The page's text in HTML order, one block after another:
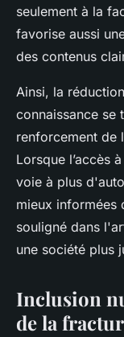
seulement à la
favorise aussi
des contenus
Ainsi, la
connaissance se
renforcement de
Lorsque l’accès
voie à plus
mieux informées
souligné dans
une société plus
Inclusion
de la